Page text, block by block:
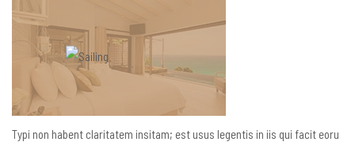
Typi non habent claritatem insitam; est usus legentis in iis qui facit eoru